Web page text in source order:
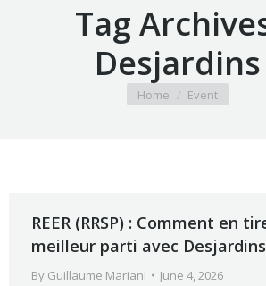
Tag
Desjardins
You are here:
Home Event
REER (RRSP) : Comment en
meilleur parti avec
By Guillaume Mariani June 4, 2026